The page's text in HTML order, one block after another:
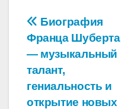
Навигация
по
записям
Биография
Франца Шуберта
— музыкальный
талант,
гениальность и
открытие новых